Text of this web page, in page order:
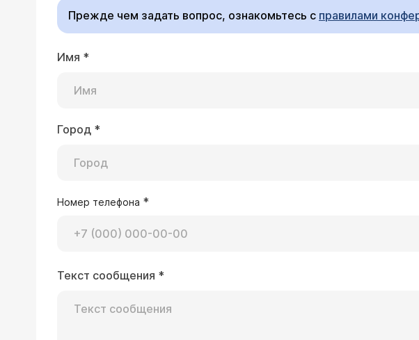
Прежде чем задать вопрос, ознакомьтесь с правилами
Имя *
Город *
Номер телефона *
Текст сообщения *